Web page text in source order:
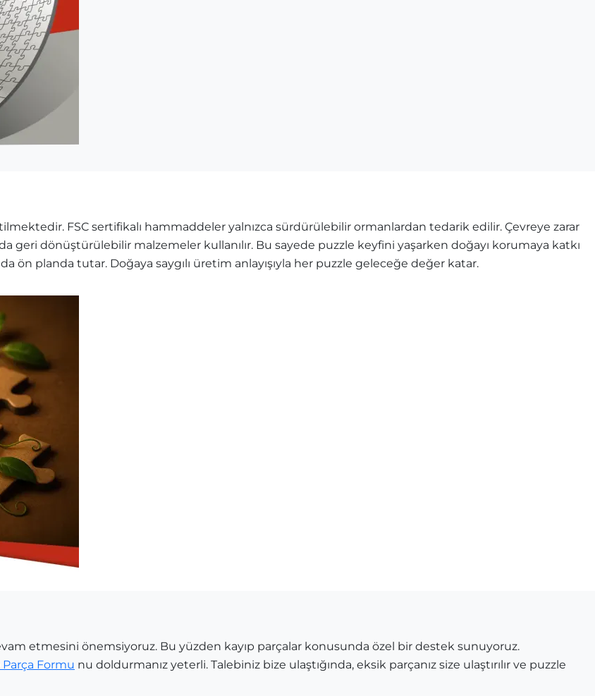
FSC sertifikalı hammaddeler yalnızca sürdürülebilir ormanlardan tedarik edilir. Çevreye zarar
geri dönüştürülebilir malzemeler kullanılır. Bu sayede puzzle keyfini yaşarken doğayı korumaya katkı
ön planda tutar. Doğaya saygılı üretim anlayışıyla her puzzle geleceğe değer katar.
etmesini önemsiyoruz. Bu yüzden kayıp parçalar konusunda özel bir destek sunuyoruz.
Parça Formu nu doldurmanız yeterli. Talebiniz bize ulaştığında, eksik parçanız size ulaştırılır ve puzzle